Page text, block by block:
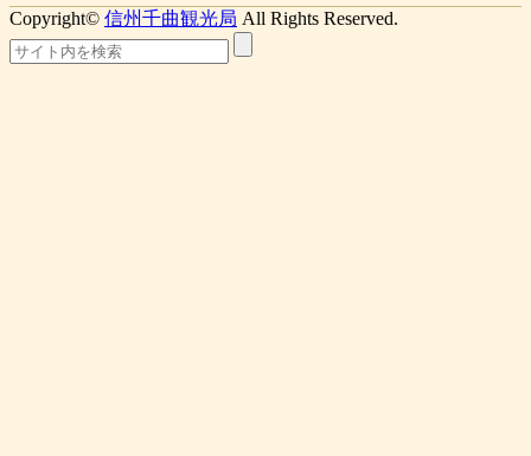
Copyright© 信州千曲観光局 All Rights Reserved.